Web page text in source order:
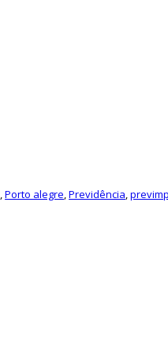
,Porto alegre,Previdência,